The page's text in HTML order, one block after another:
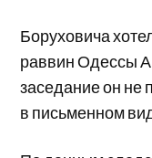
Боруховича
раввин Одессы
заседание он не
в письменном